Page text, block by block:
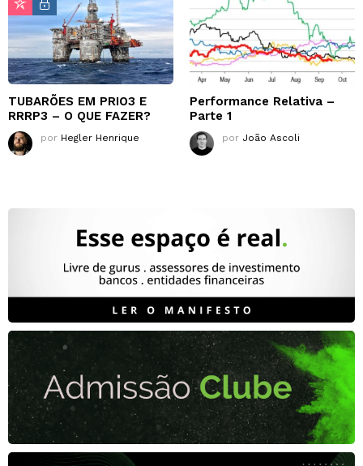
TUBARÕES EM PRIO3 E
RRRP3 – O QUE FAZER?
por Hegler Henrique
Performance Relativa –
Parte 1
por João Ascoli